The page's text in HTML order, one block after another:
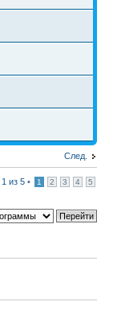
След.
1 из 5 • 1 2 3 4 5